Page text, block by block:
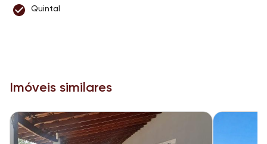
Quintal
Imóveis similares